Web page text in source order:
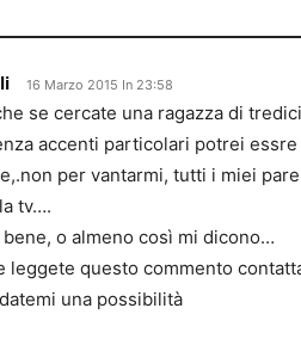
16 Marzo 2015 In 23:58
se cercate una ragazza di
accenti particolari potrei
per vantarmi, tutti i miei
tv….
o almeno così mi dicono…
leggete questo commento
una possibilità